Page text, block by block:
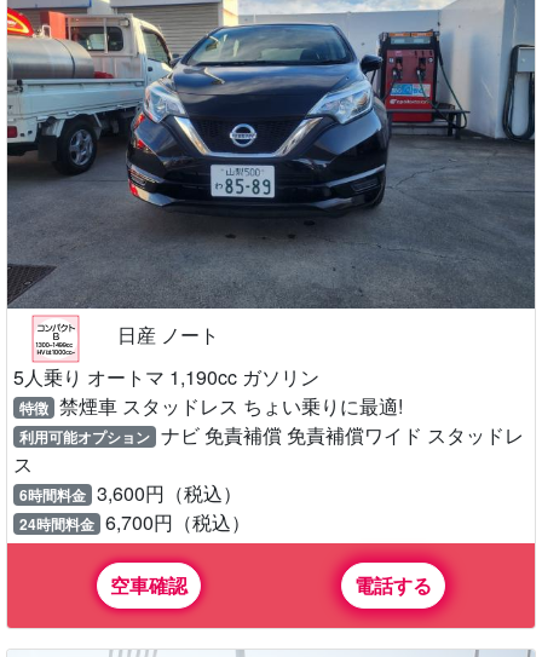
引越しに最適!
利用可能オプション 免責補償 免責補償ワイド スタッドレス
6時間料金 4,000円（税込）
24時間料金 6,100円（税込）
空車確認 電話する
ノート
予約状況を見る
日産 ノート